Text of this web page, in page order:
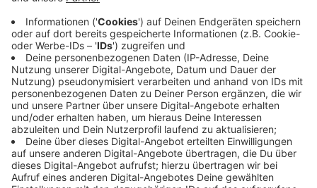
Anzeige
Neue Mobilitätsstation auch auf der
Rosenstraße
Anzeige
Nächste Woche Freitag (12. Dezember 2025) folgt die
Mobilitätsstation an der Rosenstraße mit weiteren